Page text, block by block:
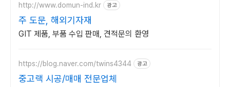
http://www.domun-ind.kr 광고
주 도문, 해외기자재
GIT 제품, 부품 수입 판매, 견적문의 환영
https://blog.naver.com/twins4344 광고
중고랙 시공/매매 전문업체